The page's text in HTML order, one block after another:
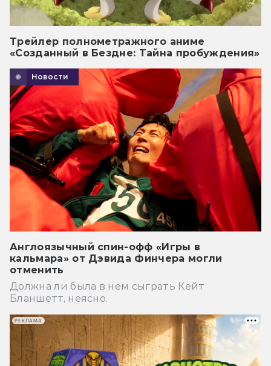
Трейлер полнометражного аниме
«Созданный в Бездне: Тайна пробуждения»
Новости
Англоязычный спин-офф «Игры в
кальмара» от Дэвида Финчера могли
отменить
Должна ли была в нем сыграть Кейт
Бланшетт, неясно.
РЕКЛАМА